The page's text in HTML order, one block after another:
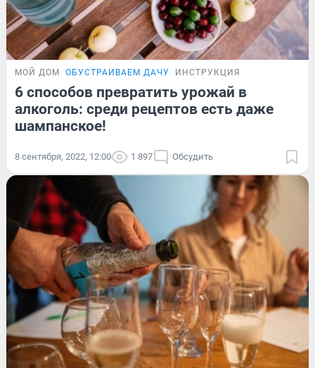
МОЙ ДОМ ОБУСТРАИВАЕМ ДАЧУ ИНСТРУКЦИЯ
6 способов превратить урожай в
алкоголь: среди рецептов есть даже
шампанское!
8 сентября, 2022, 12:00 1 897 Обсудить